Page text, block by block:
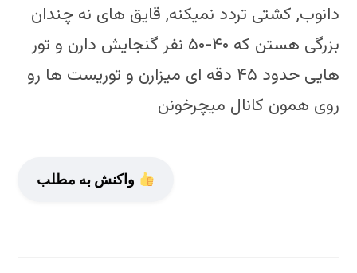
دانوب, کشتی تردد نمیکنه, قایق های نه چندان
بزرگی هستن که ۴۰-۵۰ نفر گنجایش دارن و تور
هایی حدود ۴۵ دقه ای میزارن و توریست ها رو
روی همون کانال میچرخونن
واکنش به مطلب